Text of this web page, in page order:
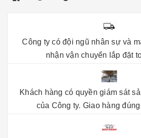
Công ty có đội ngũ nhân sự và
nhận vận chuyển lắp đặt
Khách hàng có quyền giám sát
của Công ty. Giao hàng